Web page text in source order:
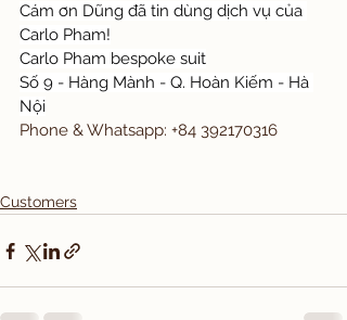
Cám ơn Dũng đã tin dùng dịch vụ của
Carlo Pham!
Carlo Pham bespoke suit
Số 9 - Hàng Mành - Q. Hoàn Kiếm - Hà
Nội
Phone & Whatsapp: +84 392170316
Customers